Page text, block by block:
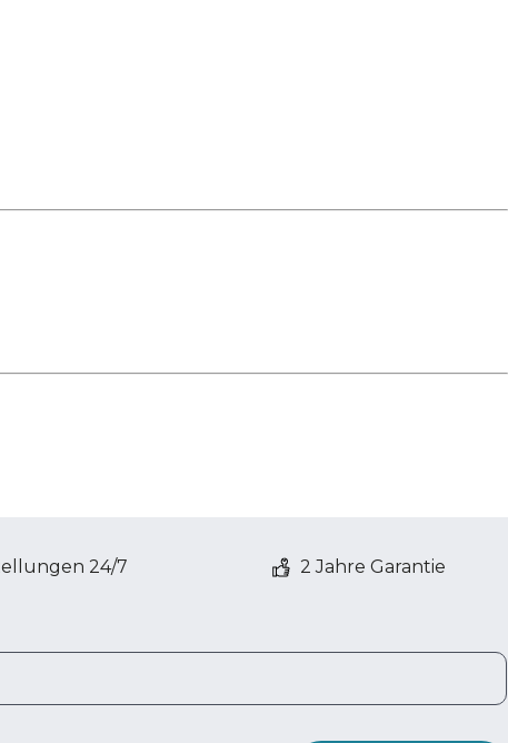
24/7 2 Jahre Garantie